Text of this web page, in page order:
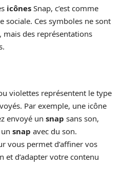
icônes Snap, c’est comme
sociale. Ces symboles ne sont
des représentations
violettes représentent le type
Par exemple, une icône
envoyé un snap sans son,
snap avec du son.
vous permet d’affiner vos
et d’adapter votre contenu